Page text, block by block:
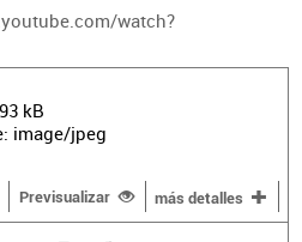
watch?
kB
image/jpeg
Previsualizar más detalles